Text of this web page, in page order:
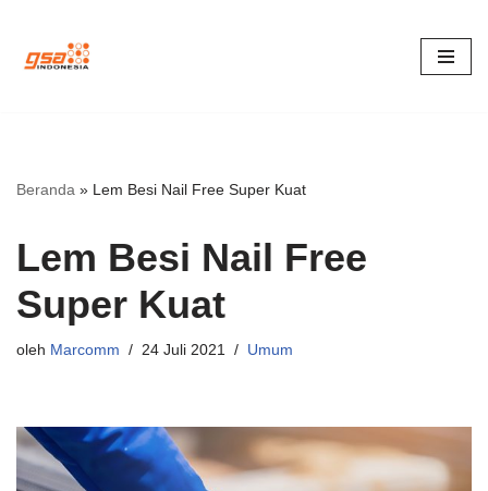
Lompat
Beranda » Lem Besi Nail Free Super Kuat
Lem Besi Nail Free
Super Kuat
oleh Marcomm 24 Juli 2021 Umum